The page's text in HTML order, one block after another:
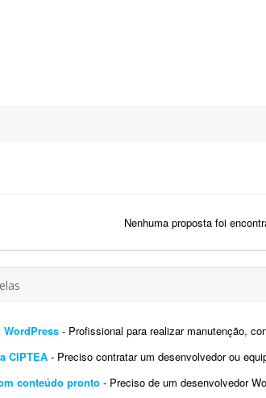
Nenhuma proposta foi
- Profissional para realizar manutenção, configuração
CIPTEA - Preciso contratar um desenvolvedor ou equipe para criar um sistema web
conteúdo pronto - Preciso de um desenvolvedor WordPress para criar um site